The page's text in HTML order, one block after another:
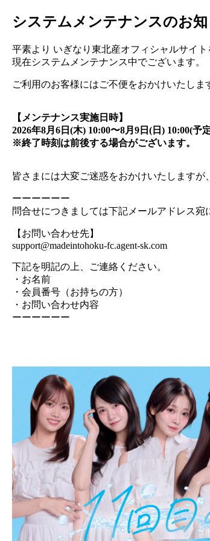
システムメンテナンスのお
平素より いぎなり東北産オフィシャルサイ
現在システムメンテナンス中でございます。
ご利用のお客様にはご不便をおかけいたし
【メンテナンス実施日時】
2026年8月6日(木) 10:00〜8月9日(日) 10:00(予
※終了時刻は前後する場合がございます。
皆さまには大変ご迷惑をおかけいたしますが
ーーーーーー
問合せにつきましては下記メールアドレス宛
【お問い合わせ先】
support@madeintohoku-fc.agent-sk.com
下記を明記の上、ご連絡ください。
・お名前
・会員番号（お持ちの方）
・お問い合わせ内容
ーーーーーー